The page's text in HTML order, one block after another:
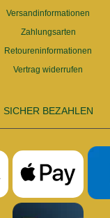
Versandinformationen
Zahlungsarten
Retoureninformationen
Vertrag widerrufen
SICHER BEZAHLEN